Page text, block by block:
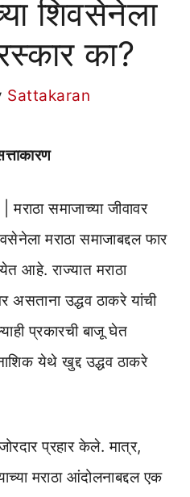
शिवसेनेला
का?
Sattakaran
समाजाच्या जीवावर
मराठा समाजाबद्दल फार
आहे. राज्यात मराठा
असताना उद्धव ठाकरे यांची
प्रकारची बाजू घेत
येथे खुद्द उद्धव ठाकरे
जोरदार प्रहार केले. मात्र,
मराठा आंदोलनाबद्दल एक